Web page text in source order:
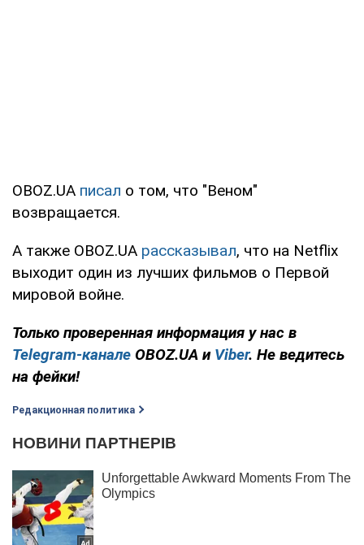
OBOZ.UA писал о том, что "Веном"
возвращается.
А также OBOZ.UA рассказывал, что на Netflix
выходит один из лучших фильмов о Первой
мировой войне.
Только проверенная информация у нас в
Telegram-канале OBOZ.UA и Viber. Не ведитесь
на фейки!
Редакционная политика